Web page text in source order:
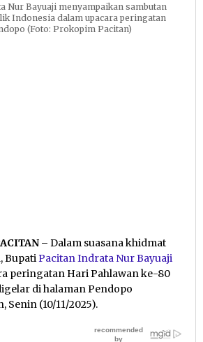
Nur Bayuaji menyampaikan sambutan
Indonesia dalam upacara peringatan
(Foto: Prokopim Pacitan)
– Dalam suasana khidmat
BupatiPacitanIndrata Nur Bayuaji
peringatan Hari Pahlawan ke-80
di halaman Pendopo
Senin (10/11/2025).